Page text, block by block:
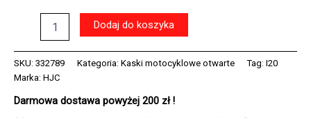
I20
THORN
Dodaj do koszyka
SKU: 332789 Kategoria: Kaski motocyklowe otwarte Tag: I20
Marka: HJC
Darmowa dostawa powyżej 200 zł !